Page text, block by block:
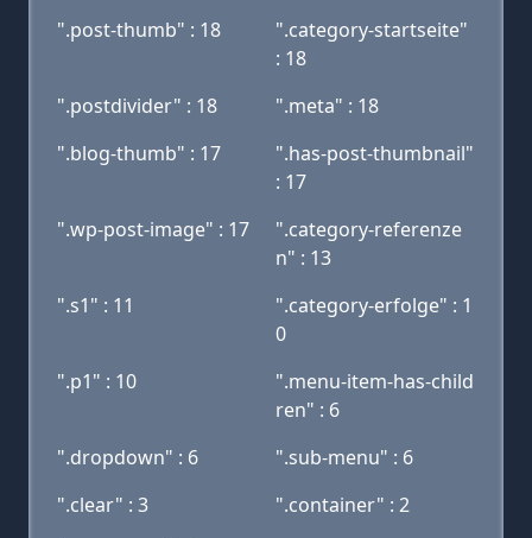
".post-thumb" : 18
".category-startseite"
: 18
".postdivider" : 18
".meta" : 18
".blog-thumb" : 17
".has-post-thumbnail"
: 17
".wp-post-image" : 17
".category-referenze
n" : 13
".s1" : 11
".category-erfolge" : 1
0
".p1" : 10
".menu-item-has-child
ren" : 6
".dropdown" : 6
".sub-menu" : 6
".clear" : 3
".container" : 2